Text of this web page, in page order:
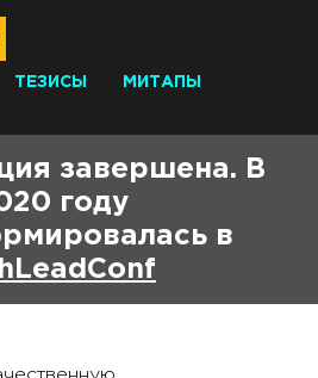
ТЕЗИСЫ
МИТАПЫ
завершена. В
году
в